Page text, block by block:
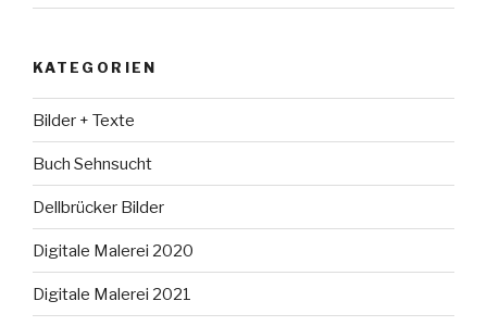
KATEGORIEN
Bilder + Texte
Buch Sehnsucht
Dellbrücker Bilder
Digitale Malerei 2020
Digitale Malerei 2021